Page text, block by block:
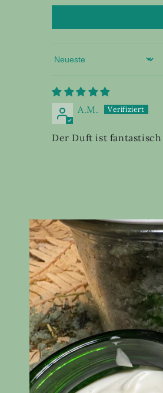
Sort by
A.M.
Der Duft ist